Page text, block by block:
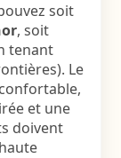
soit
, soit
tenant
Le
et une
doivent